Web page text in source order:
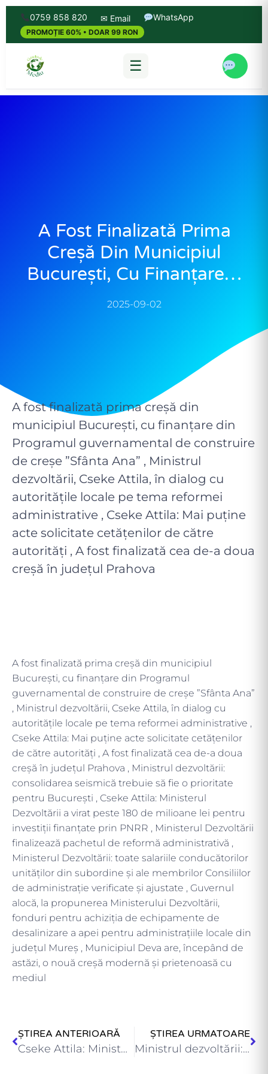
0759 858 820 ✉ Email WhatsApp
PROMOȚIE 60% • DOAR 99 RON
☰
A Fost Finalizată Prima
Creșă Din Municipiul
București, Cu Finanțare…
2025-09-02
A fost finalizată prima creșă din
municipiul București, cu finanțare din
Programul guvernamental de construire
de creșe ”Sfânta Ana” , Ministrul
dezvoltării, Cseke Attila, în dialog cu
autoritățile locale pe tema reformei
administrative , Cseke Attila: Mai puține
acte solicitate cetățenilor de către
autorități , A fost finalizată cea de-a doua
creșă în județul Prahova
A fost finalizată prima creșă din municipiul
București, cu finanțare din Programul
guvernamental de construire de creșe ”Sfânta Ana”
, Ministrul dezvoltării, Cseke Attila, în dialog cu
autoritățile locale pe tema reformei administrative ,
Cseke Attila: Mai puține acte solicitate cetățenilor
de către autorități , A fost finalizată cea de-a doua
creșă în județul Prahova , Ministrul dezvoltării:
consolidarea seismică trebuie să fie o prioritate
pentru București , Cseke Attila: Ministerul
Dezvoltării a virat peste 180 de milioane lei pentru
investiții finanțate prin PNRR , Ministerul Dezvoltării
finalizează pachetul de reformă administrativă ,
Ministerul Dezvoltării: toate salariile conducătorilor
unităților din subordine și ale membrilor Consiliilor
de administrație verificate și ajustate , Guvernul
alocă, la propunerea Ministerului Dezvoltării,
fonduri pentru achiziția de echipamente de
desalinizare a apei pentru administrațiile locale din
județul Mureș , Municipiul Deva are, începând de
astăzi, o nouă creșă modernă și prietenoasă cu
mediul
ȘTIREA ANTERIOARĂ
Cseke Attila: Ministerul Dezvoltării a virat peste 200 de milioane…
ȘTIREA URMATOARE
Ministrul dezvoltării: pregătim o reformă administrativă – mai multă descentralizare…